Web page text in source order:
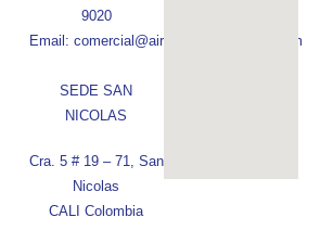
9020
Email: comercial@aireconfortcolombia.com
SEDE SAN
NICOLAS
Cra. 5 # 19 – 71, San
Nicolas
CALI Colombia